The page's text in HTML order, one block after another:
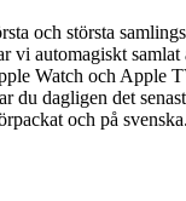
och största
vi automagiskt
Watch och Apple
du dagligen det
och på svenska.